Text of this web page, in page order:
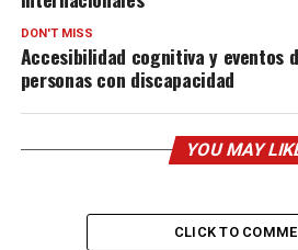
DON'T MISS
Accesibilidad cognitiva y eventos
personas con discapacidad
YOU MAY
CLICK TO